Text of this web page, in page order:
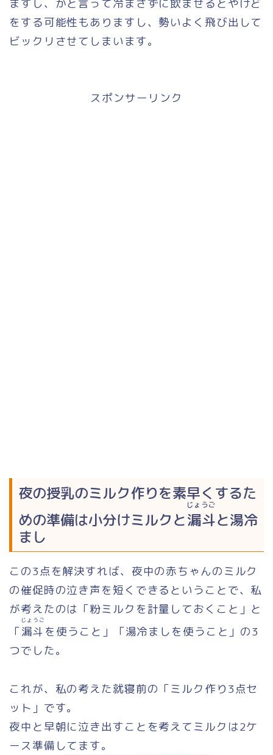
ますし、かと言って冷まさずに飲ませるとやけど
をする可能性もありますし、勢いよく飛び出して
ビックリさせてしまいます。
スポンサーリンク
夜の授乳のミルク作りを素早くするた
めの準備は小分けミルクと漏斗
じょうご
と湯冷
まし
この3点を解決すれば、夜中の赤ちゃんのミルク
の催促時の泣き声を短くできるということで、私
が考えたのは「粉ミルクを計量しておくこと」と
「漏斗
じょうご
を使うこと」「湯冷ましを使うこと」の3
つでした。
これが、私の考えた就寝前の「ミルク作り3点セ
ット」です。
夜中と早朝に泣き出すことを考えてミルクは2ケ
ース準備してます。